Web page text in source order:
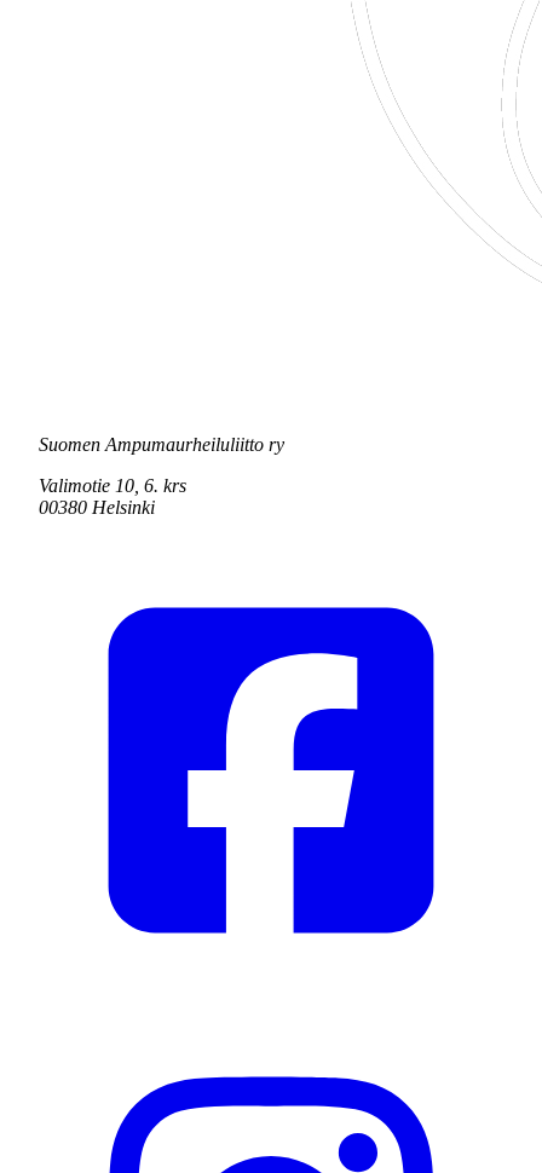
Suomen Ampumaurheiluliitto ry
Valimotie 10, 6. krs
00380 Helsinki